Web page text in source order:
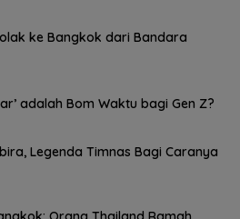
ke Bangkok dari Bandara
adalah Bom Waktu bagi Gen Z?
Legenda Timnas Bagi Caranya